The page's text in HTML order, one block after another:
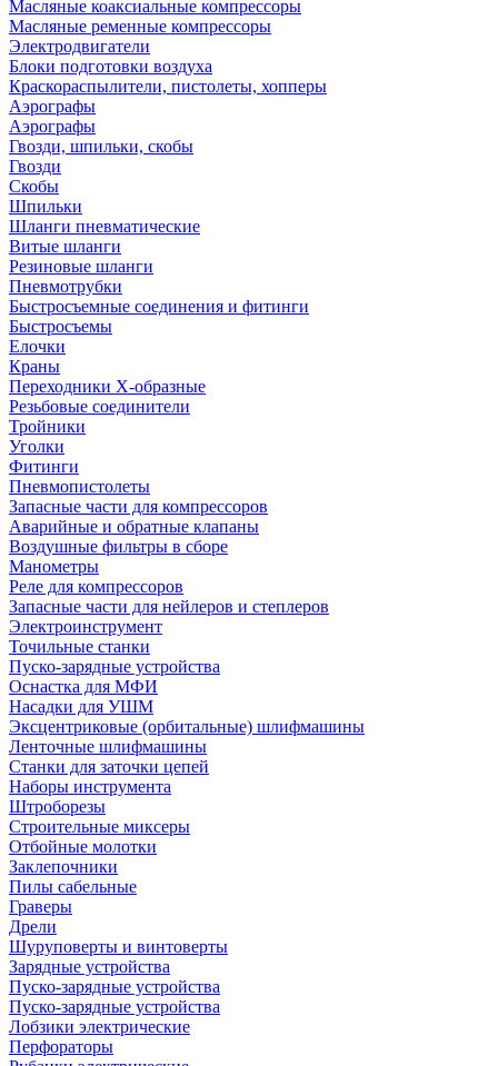
Масляные коаксиальные компрессоры
Масляные ременные компрессоры
Электродвигатели
Блоки подготовки воздуха
Краскораспылители, пистолеты, хопперы
Аэрографы
Аэрографы
Гвозди, шпильки, скобы
Гвозди
Скобы
Шпильки
Шланги пневматические
Витые шланги
Резиновые шланги
Пневмотрубки
Быстросъемные соединения и фитинги
Быстросъемы
Елочки
Краны
Переходники Х-образные
Резьбовые соединители
Тройники
Уголки
Фитинги
Пневмопистолеты
Запасные части для компрессоров
Аварийные и обратные клапаны
Воздушные фильтры в сборе
Манометры
Реле для компрессоров
Запасные части для нейлеров и степлеров
Электроинструмент
Точильные станки
Пуско-зарядные устройства
Оснастка для МФИ
Насадки для УШМ
Эксцентриковые (орбитальные) шлифмашины
Ленточные шлифмашины
Станки для заточки цепей
Наборы инструмента
Штроборезы
Строительные миксеры
Отбойные молотки
Заклепочники
Пилы сабельные
Граверы
Дрели
Шуруповерты и винтоверты
Зарядные устройства
Пуско-зарядные устройства
Пуско-зарядные устройства
Лобзики электрические
Перфораторы